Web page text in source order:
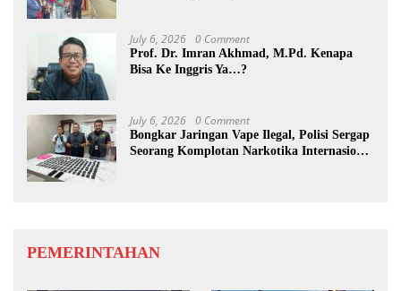
July 6, 2026 0 Comment
Prof. Dr. Imran Akhmad, M.Pd. Kenapa
Bisa Ke Inggris Ya…?
July 6, 2026 0 Comment
Bongkar Jaringan Vape Ilegal, Polisi Sergap
Seorang Komplotan Narkotika Internasional
PEMERINTAHAN